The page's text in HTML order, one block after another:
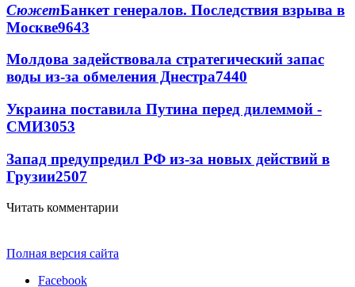
СюжетБанкет генералов. Последствия взрыва в
Москве9643
Молдова задействовала стратегический запас
воды из-за обмеления Днестра7440
Украина поставила Путина перед дилеммой -
СМИ3053
Запад предупредил РФ из-за новых действий в
Грузии2507
Читать комментарии
Полная версия сайта
Facebook